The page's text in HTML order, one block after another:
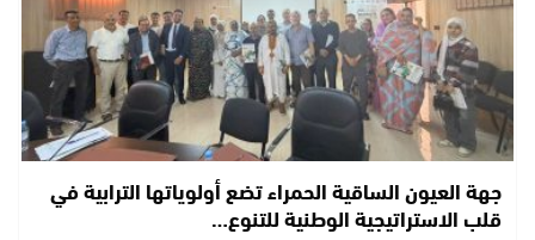
جهة العيون الساقية الحمراء تضع أولوياتها الترابية في
قلب الاستراتيجية الوطنية للتنوع…